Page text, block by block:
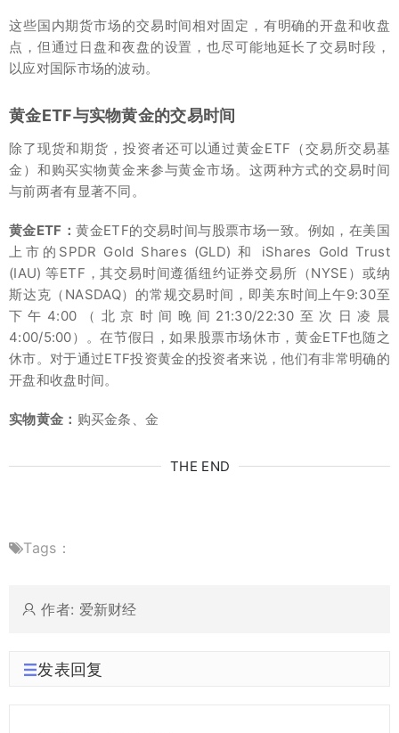
这些国内期货市场的交易时间相对固定，有明确的开盘和收盘
点，但通过日盘和夜盘的设置，也尽可能地延长了交易时段，
以应对国际市场的波动。
黄金ETF与实物黄金的交易时间
除了现货和期货，投资者还可以通过黄金ETF（交易所交易基
金）和购买实物黄金来参与黄金市场。这两种方式的交易时间
与前两者有显著不同。
黄金ETF：黄金ETF的交易时间与股票市场一致。例如，在美国
上市的SPDR Gold Shares (GLD) 和 iShares Gold Trust
(IAU) 等ETF，其交易时间遵循纽约证券交易所（NYSE）或纳
斯达克（NASDAQ）的常规交易时间，即美东时间上午9:30至
下午4:00（北京时间晚间21:30/22:30至次日凌晨
4:00/5:00）。在节假日，如果股票市场休市，黄金ETF也随之
休市。对于通过ETF投资黄金的投资者来说，他们有非常明确的
开盘和收盘时间。
实物黄金： 购买金条、金
THE END
Tags：
作者: 爱新财经
发表回复